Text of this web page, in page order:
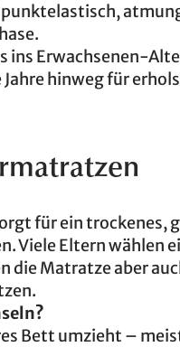
ins Erwachsenen-
Jahre hinweg für
für ein trockenes,
Eltern wählen
die Matratze aber
Bett umzieht –